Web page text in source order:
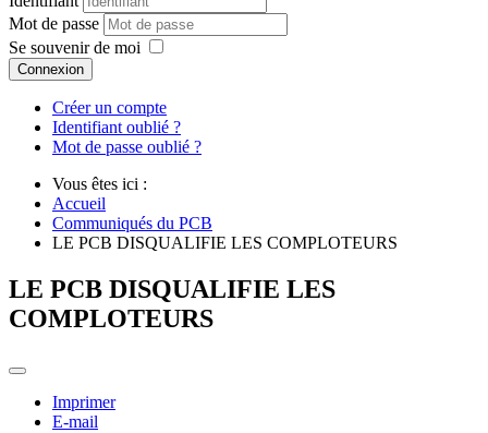
Mot de passe
Se souvenir de moi
Connexion
Créer un compte
Identifiant oublié ?
Mot de passe oublié ?
Vous êtes ici :
Accueil
Communiqués du PCB
LE PCB DISQUALIFIE LES COMPLOTEURS
LE PCB DISQUALIFIE LES
COMPLOTEURS
Imprimer
E-mail